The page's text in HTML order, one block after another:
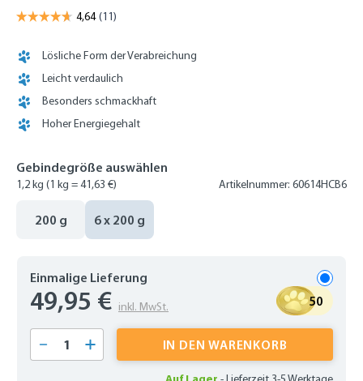
Lösliche Form der Verabreichung
Leicht verdaulich
Besonders schmackhaft
Hoher Energiegehalt
Gebindegröße auswählen
1,2 kg (1 kg = 41,63 €) Artikelnummer: 60614HCB6
200 g 6 x 200 g
Einmalige Lieferung
49,95 € inkl. MwSt. 50
Produkt Anzahl: Gib den gewünschten
IN DEN WARENKORB